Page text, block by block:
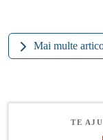
Mai multe
TE